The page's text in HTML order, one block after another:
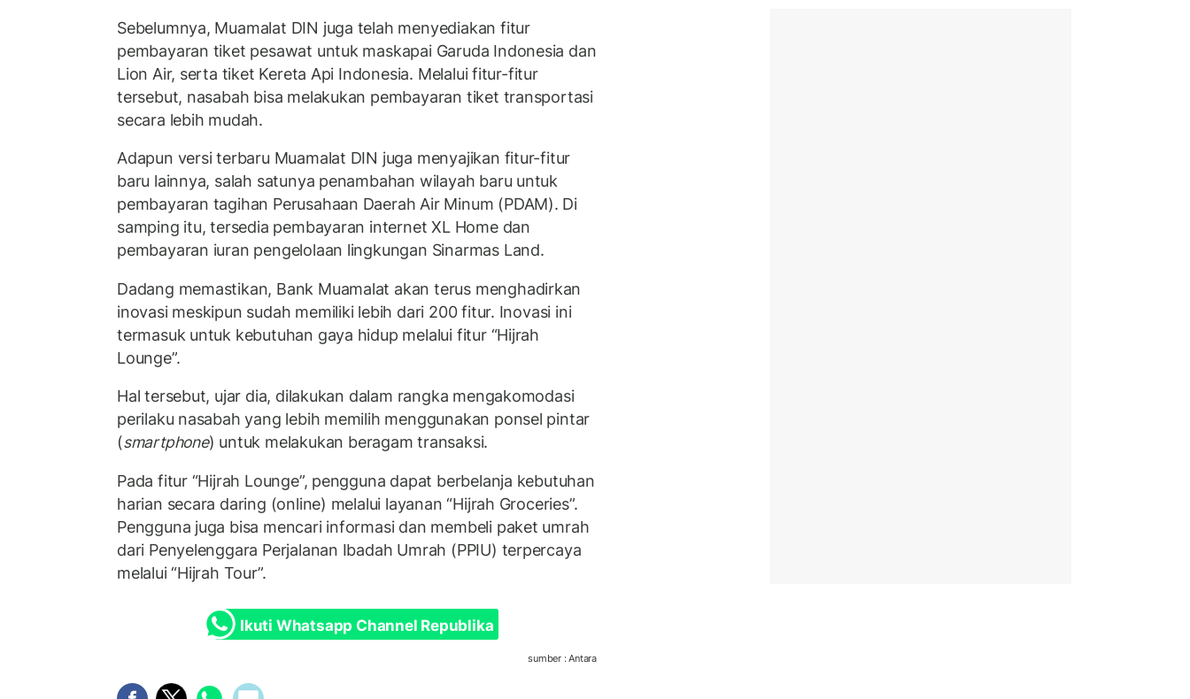
Sebelumnya, Muamalat DIN juga telah menyediakan fitur
pembayaran tiket pesawat untuk maskapai Garuda Indonesia dan
Lion Air, serta tiket Kereta Api Indonesia. Melalui fitur-fitur
tersebut, nasabah bisa melakukan pembayaran tiket transportasi
secara lebih mudah.
Adapun versi terbaru Muamalat DIN juga menyajikan fitur-fitur
baru lainnya, salah satunya penambahan wilayah baru untuk
pembayaran tagihan Perusahaan Daerah Air Minum (PDAM). Di
samping itu, tersedia pembayaran internet XL Home dan
pembayaran iuran pengelolaan lingkungan Sinarmas Land.
Dadang memastikan, Bank Muamalat akan terus menghadirkan
inovasi meskipun sudah memiliki lebih dari 200 fitur. Inovasi ini
termasuk untuk kebutuhan gaya hidup melalui fitur “Hijrah
Lounge”.
Hal tersebut, ujar dia, dilakukan dalam rangka mengakomodasi
perilaku nasabah yang lebih memilih menggunakan ponsel pintar
(smartphone) untuk melakukan beragam transaksi.
Pada fitur “Hijrah Lounge”, pengguna dapat berbelanja kebutuhan
harian secara daring (online) melalui layanan “Hijrah Groceries”.
Pengguna juga bisa mencari informasi dan membeli paket umrah
dari Penyelenggara Perjalanan Ibadah Umrah (PPIU) terpercaya
melalui “Hijrah Tour”.
Ikuti Whatsapp Channel Republika
sumber : Antara